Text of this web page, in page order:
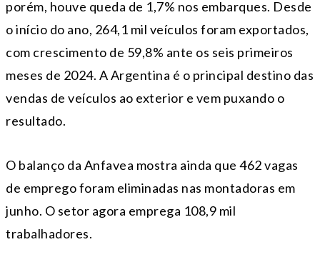
porém, houve queda de 1,7% nos embarques. Desde
o início do ano, 264,1 mil veículos foram exportados,
com crescimento de 59,8% ante os seis primeiros
meses de 2024. A Argentina é o principal destino das
vendas de veículos ao exterior e vem puxando o
resultado.
O balanço da Anfavea mostra ainda que 462 vagas
de emprego foram eliminadas nas montadoras em
junho. O setor agora emprega 108,9 mil
trabalhadores.